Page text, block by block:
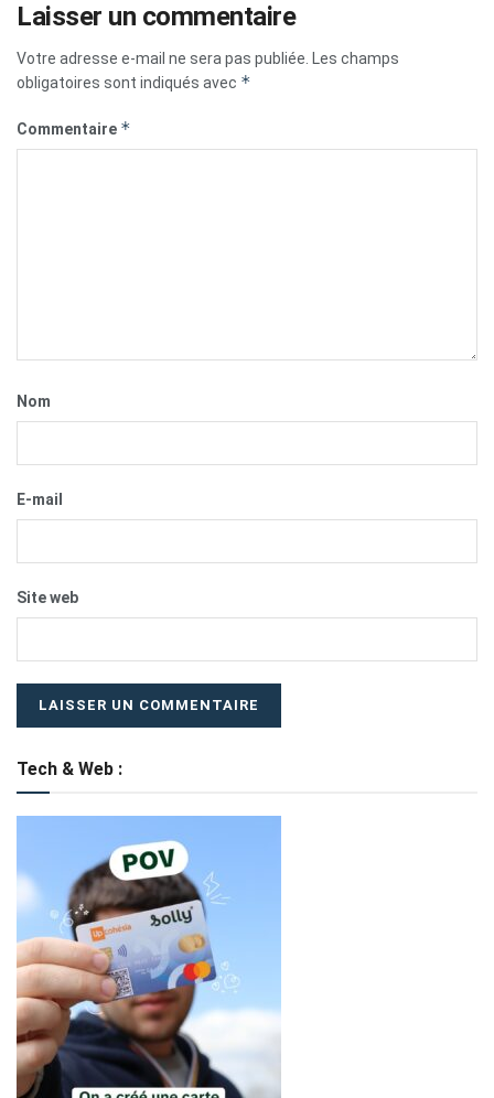
Laisser un commentaire
Votre adresse e-mail ne sera pas publiée. Les champs
obligatoires sont indiqués avec *
Commentaire *
Nom
E-mail
Site web
Tech & Web :